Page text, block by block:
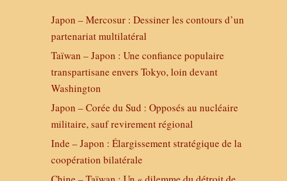
Japon – Mercosur : Dessiner les contours d’un
partenariat multilatéral
Taïwan – Japon : Une confiance populaire
transpartisane envers Tokyo, loin devant
Washington
Japon – Corée du Sud : Opposés au nucléaire
militaire, sauf revirement régional
Inde – Japon : Élargissement stratégique de la
coopération bilatérale